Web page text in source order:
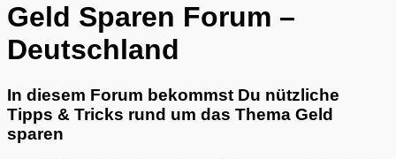
Geld Sparen Forum –
Deutschland
In diesem Forum bekommst Du nützliche
Tipps & Tricks rund um das Thema Geld
sparen